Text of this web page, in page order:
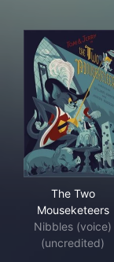
The Two
Mouseketeers
Nibbles (voice)
(uncredited)